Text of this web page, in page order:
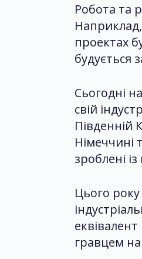
Робота та
проектах
будується
Сьогодні
свій
Південній
Німеччині
зроблені
Цього
гравцем